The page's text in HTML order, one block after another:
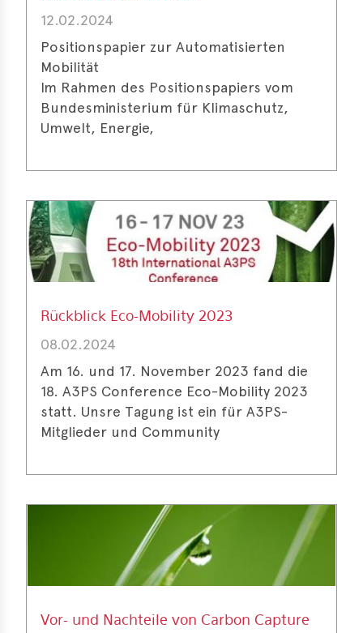
12.02.2024
Positionspapier zur Automatisierten
Mobilität
Im Rahmen des Positionspapiers vom
Bundesministerium für Klimaschutz,
Umwelt, Energie,
Rückblick Eco-Mobility 2023
08.02.2024
Am 16. und 17. November 2023 fand die
18. A3PS Conference Eco-Mobility 2023
statt. Unsre Tagung ist ein für A3PS-
Mitglieder und Community
Vor- und Nachteile von Carbon Capture